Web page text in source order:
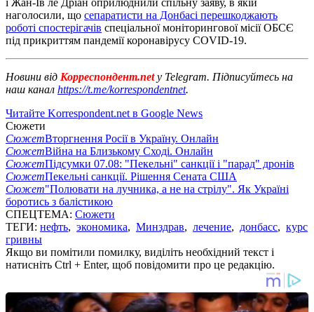
наголосили, що сепаратисти на Донбасі перешкоджають
роботі спостерігачів спеціальної моніторингової місії ОБСЄ
під прикриттям пандемії коронавірусу COVID-19.
Новини від Корреспондент.net у Telegram. Підписуйтесь на
наш канал https://t.me/korrespondentnet.
Читайте Korrespondent.net в Google News
Сюжети
СюжетВторгнення Росії в Україну. Онлайн
СюжетВійна на Близькому Сході. Онлайн
СюжетПідсумки 07.08: "Пекельні" санкції і "парад" дронів
СюжетПекельні санкції. Рішення Сената США
Сюжет"Полювати на лучника, а не на стрілу". Як Україні
боротись з балістикою
СПЕЦТЕМА: Сюжети
ТЕГИ: нефть, экономика, Минздрав, лечение, донбасс, курс
гривны
Якщо ви помітили помилку, виділіть необхідний текст і
натисніть Ctrl + Enter, щоб повідомити про це редакцію.